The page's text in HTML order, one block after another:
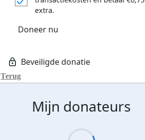
Terug
extra.
Doneer nu
Mijn donateurs